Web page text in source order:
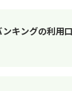
キングの利用